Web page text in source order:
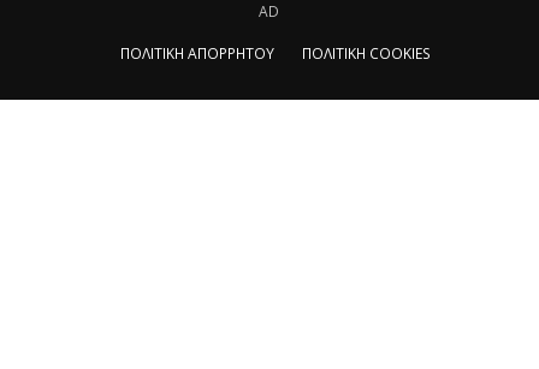
AD
ΠΟΛΙΤΙΚΗ ΑΠΟΡΡΗΤΟΥ ΠΟΛΙΤΙΚΗ COOKIES